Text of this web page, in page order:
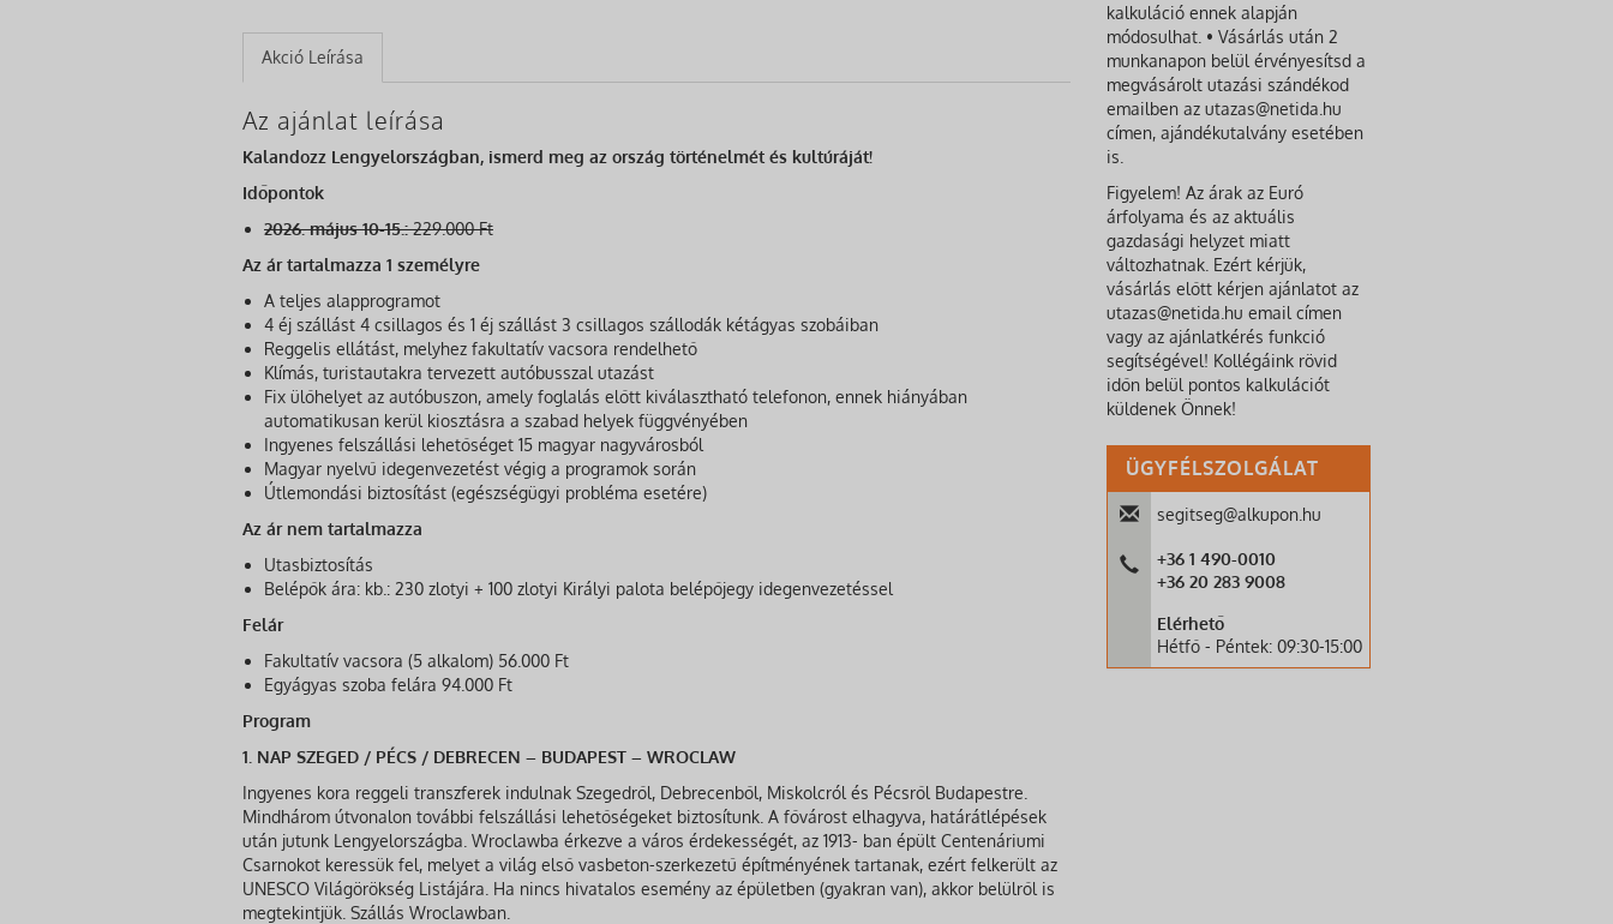
Akció Leírása
Az ajánlat leírása
Kalandozz Lengyelországban, ismerd meg az ország történelmét és kultúráját!
Időpontok
2026. május 10-15.:229.000 Ft
Az ár tartalmazza 1 személyre
A teljes alapprogramot
4 éj szállást 4 csillagos és 1 éj szállást 3 csillagos szállodák kétágyas szobáiban
Reggelis ellátást, melyhez fakultatív vacsora rendelhető
Klímás, turistautakra tervezett autóbusszal utazást
Fix ülőhelyet az autóbuszon, amely foglalás előtt kiválasztható telefonon, ennek hiányában
automatikusan kerül kiosztásra a szabad helyek függvényében
Ingyenes felszállási lehetőséget 15 magyar nagyvárosból
Magyar nyelvű idegenvezetést végig a programok során
Útlemondási biztosítást (egészségügyi probléma esetére)
Az ár nem tartalmazza
Utasbiztosítás
Belépők ára: kb.: 230 zlotyi + 100 zlotyi Királyi palota belépőjegy idegenvezetéssel
Felár
Fakultatív vacsora (5 alkalom) 56.000 Ft
Egyágyas szoba felára 94.000 Ft
Program
1. NAP SZEGED / PÉCS / DEBRECEN – BUDAPEST – WROCLAW
Ingyenes kora reggeli transzferek indulnak Szegedről, Debrecenből, Miskolcról és Pécsről Budapestre.
Mindhárom útvonalon további felszállási lehetőségeket biztosítunk. A fővárost elhagyva, határátlépések
után jutunk Lengyelországba. Wroclawba érkezve a város érdekességét, az 1913- ban épült Centenáriumi
Csarnokot keressük fel, melyet a világ első vasbeton-szerkezetű építményének tartanak, ezért felkerült az
UNESCO Világörökség Listájára. Ha nincs hivatalos esemény az épületben (gyakran van), akkor belülről is
megtekintjük. Szállás Wroclawban.
kalkuláció ennek alapján
módosulhat. • Vásárlás után 2
munkanapon belül érvényesítsd a
megvásárolt utazási szándékod
emailben az utazas@netida.hu
címen, ajándékutalvány esetében
is.
Figyelem! Az árak az Euró
árfolyama és az aktuális
gazdasági helyzet miatt
változhatnak. Ezért kérjük,
vásárlás előtt kérjen ajánlatot az
utazas@netida.hu email címen
vagy az ajánlatkérés funkció
segítségével! Kollégáink rövid
időn belül pontos kalkulációt
küldenek Önnek!
ÜGYFÉLSZOLGÁLAT
segitseg@alkupon.hu
+36 1 490-0010
+36 20 283 9008
Elérhető
Hétfő - Péntek: 09:30-15:00